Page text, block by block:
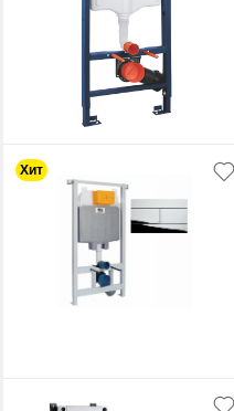
Для того чтобы купить
оформить заявку на
консультантом в
Хит